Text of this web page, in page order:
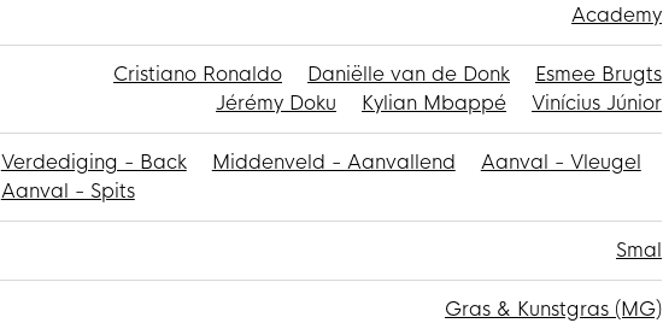
Academy
Cristiano Ronaldo Daniëlle van de Donk
Esmee Brugts
Jérémy Doku
Kylian Mbappé Vinícius Júnior
Verdediging - Back Middenveld - Aanvallend
Aanval - Vleugel
Aanval - Spits
Smal
Gras & Kunstgras (MG)